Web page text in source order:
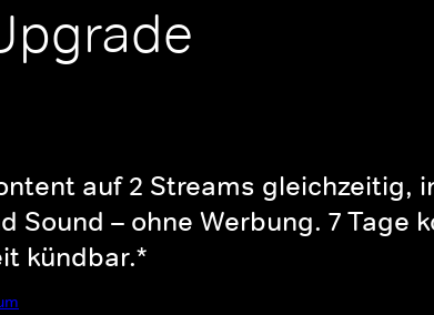
auf 2 Streams gleichzeitig,
Sound – ohne Werbung. 7 Tage
kündbar.*